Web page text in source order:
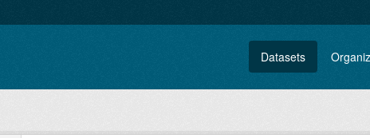
Datasets